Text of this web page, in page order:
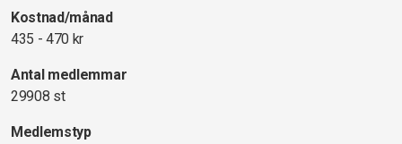
Kostnad/månad
435 - 470 kr
Antal medlemmar
29908 st
Medlemstyp